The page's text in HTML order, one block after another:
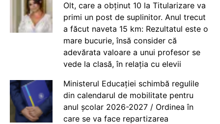
Olt, care a obținut 10 la Titularizare va
primi un post de suplinitor. Anul trecut
a făcut naveta 15 km: Rezultatul este o
mare bucurie, însă consider că
adevărata valoare a unui profesor se
vede la clasă, în relația cu elevii
Ministerul Educației schimbă regulile
din calendarul de mobilitate pentru
anul școlar 2026-2027 / Ordinea în
care se va face repartizarea